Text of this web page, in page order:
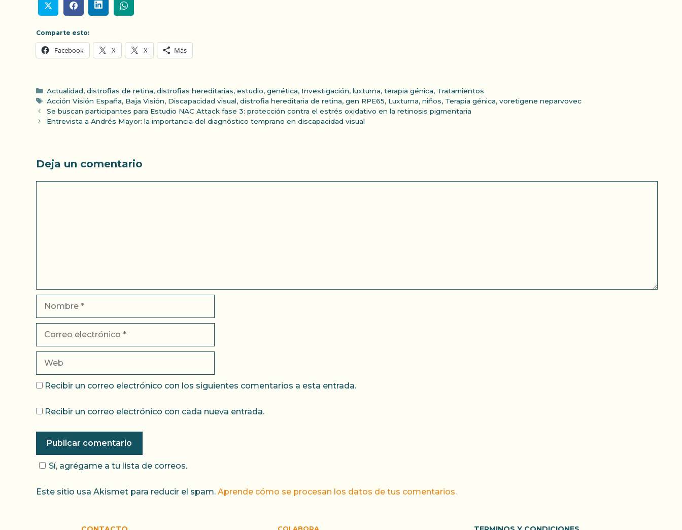
Comparte esto:
Facebook X X Más
Categorías
Actualidad, distrofias de retina, distrofias hereditarias, estudio, genética, Investigación, luxturna, terapia génica, Tratamientos
Etiquetas
Acción Visión España, Baja Visión, Discapacidad visual, distrofia hereditaria de retina, gen RPE65, Luxturna, niños, Terapia génica, voretigene neparvovec
Se buscan participantes para Estudio NAC Attack fase 3: protección contra el estrés oxidativo en la retinosis pigmentaria
Entrevista a Andrés Mayor: la importancia del diagnóstico temprano en discapacidad visual
Deja un comentario
electrónico
Recibir un correo electrónico con los siguientes comentarios a esta entrada.
Recibir un correo electrónico con cada nueva entrada.
Sí, agrégame a tu lista de correos.
Este sitio usa Akismet para reducir el spam. Aprende cómo se procesan los datos de tus comentarios.